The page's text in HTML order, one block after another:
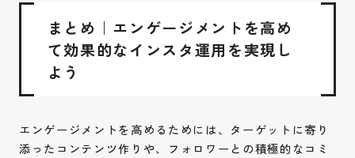
まとめ｜エンゲージメントを高め
て効果的なインスタ運用を実現し
よう
エンゲージメントを高めるためには、ターゲットに寄り
添ったコンテンツ作りや、フォロワーとの積極的なコミ